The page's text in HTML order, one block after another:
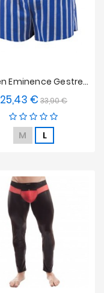
Herren Eminence Gestreifte Schwimmende Unterhose - Blau
25,43 € Verkaufspreis
33,90 €Preis
M L